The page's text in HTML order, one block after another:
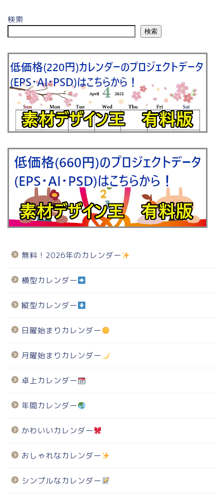
検索
検索
無料！2026年のカレンダー
横型カレンダー
縦型カレンダー
日曜始まりカレンダー
月曜始まりカレンダー
卓上カレンダー
年間カレンダー
かわいいカレンダー
おしゃれなカレンダー
シンプルなカレンダー